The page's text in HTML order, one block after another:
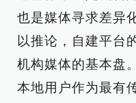
也是媒体寻求差异
以推论，自建平台
机构媒体的基本盘
本地用户作为最有